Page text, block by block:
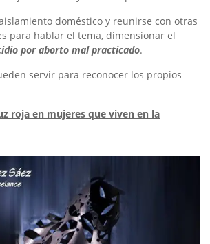
doméstico y reunirse con otras
para hablar el tema, dimensionar el
por aborto mal practicado.
servir para reconocer los propios
roja en mujeres que viven en la